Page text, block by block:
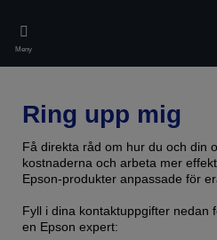
main
content
Meny
Ring upp mig
Få direkta råd om hur du och din
kostnaderna och arbeta mer
Epson-produkter anpassade för
Fyll i dina kontaktuppgifter nedan
en Epson expert: